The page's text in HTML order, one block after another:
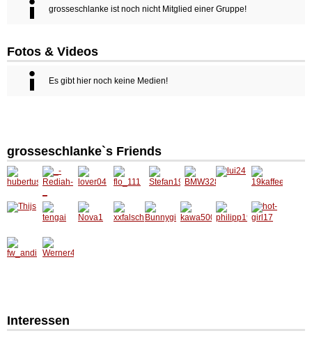
grosseschlanke ist noch nicht Mitglied einer Gruppe!
Fotos & Videos
Es gibt hier noch keine Medien!
grosseschlanke`s Friends
Interessen